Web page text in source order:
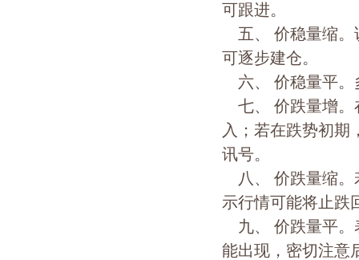
可跟进。
五、 价稳量缩。
可逐步建仓。
六、 价稳量平。
七、 价跌量增。
入；若在跌势初期
讯号。
八、 价跌量缩。
示行情可能将止跌
九、 价跌量平。
能出现，密切注意